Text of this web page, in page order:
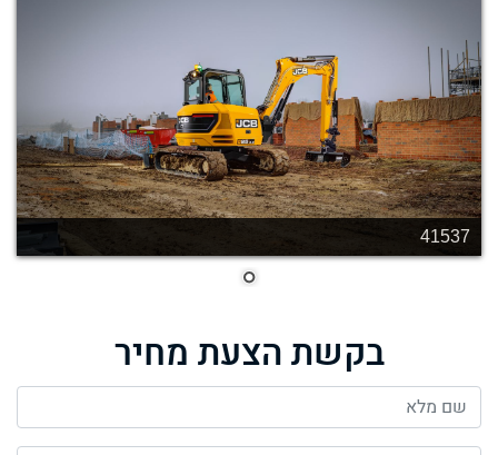
41537
בקשת הצעת מחיר